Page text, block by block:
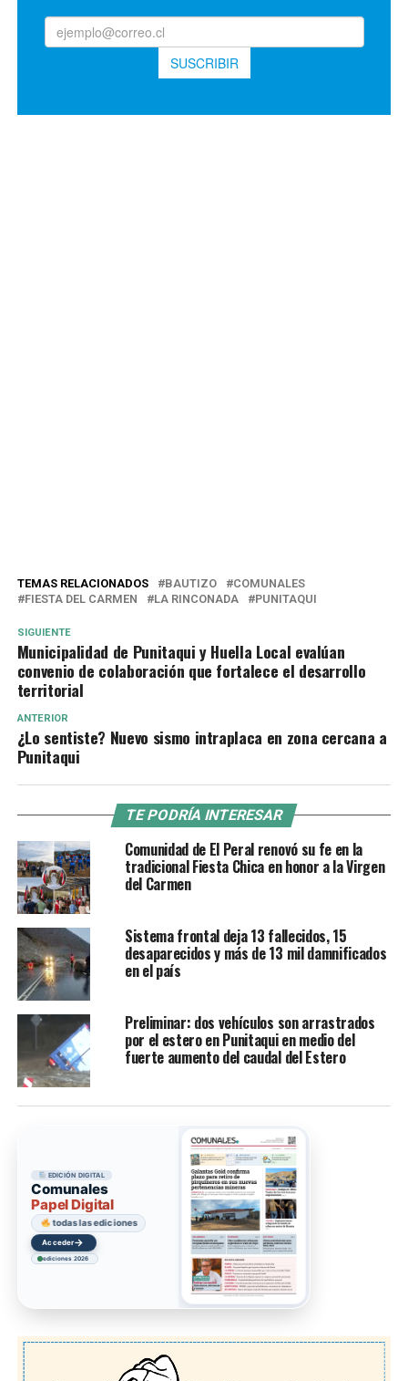
TEMAS RELACIONADOS BAUTIZO
COMUNALES
FIESTA DEL CARMEN
LA RINCONADA PUNITAQUI
SIGUIENTE
Municipalidad de Punitaqui y Huella Local evalúan
convenio de colaboración que fortalece el desarrollo
territorial
ANTERIOR
¿Lo sentiste? Nuevo sismo intraplaca en zona cercana a
Punitaqui
TE PODRÍA INTERESAR
Comunidad de El Peral renovó su fe en la
tradicional Fiesta Chica en honor a la Virgen
del Carmen
Sistema frontal deja 13 fallecidos, 15
desaparecidos y más de 13 mil damnificados
en el país
Preliminar: dos vehículos son arrastrados
por el estero en Punitaqui en medio del
fuerte aumento del caudal del Estero
EDICIÓN DIGITAL
Comunales
Papel Digital
todas las ediciones
Acceder→
ediciones 2026